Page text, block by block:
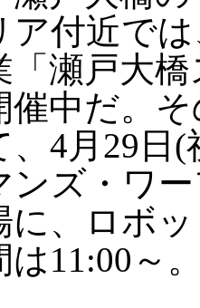
ア付近で
「瀬戸大
催中だ。
、4月29日
ンズ・ワ
に、ロボ
は11:00～